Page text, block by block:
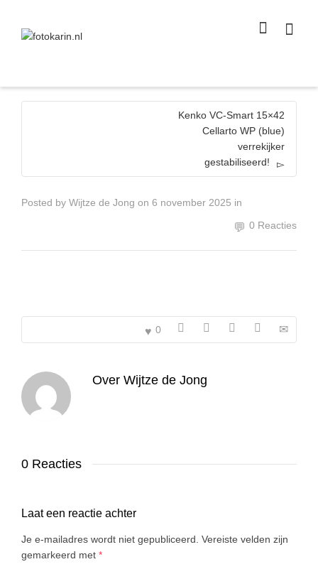
size
Super Search
Kenko VC-Smart 15×42
Cellarto WP (blue)
verrekijker
gestabiliseerd!
Posted by Wijtze de Jong on 6 november 2025 in
0 Reacties
0
Over Wijtze de Jong
0 Reacties
Laat een reactie achter
Je e-mailadres wordt niet gepubliceerd. Vereiste velden zijn
gemarkeerd met *